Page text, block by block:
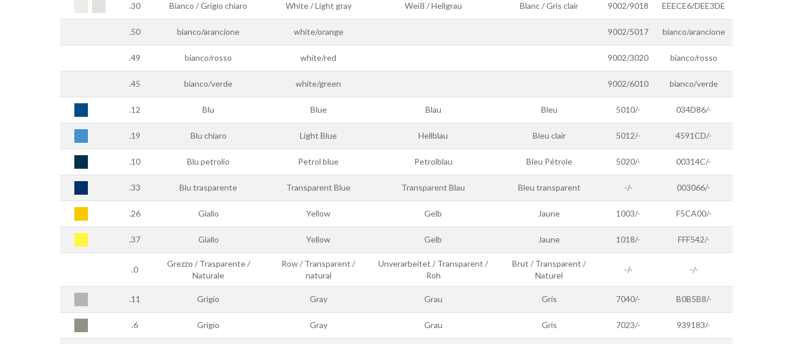
.30 Bianco / Grigio chiaro White / Light gray Weiß / Hellgrau Blanc / Gris clair 9002/9018 EEECE6/DEE3DE
.50 bianco/arancione white/orange 9002/5017 bianco/arancione
.49 bianco/rosso white/red 9002/3020 bianco/rosso
.45 bianco/verde white/green 9002/6010 bianco/verde
.12 Blu Blue Blau Bleu 5010/- 034D86/-
.19 Blu chiaro Light Blue Hellblau Bleu clair 5012/- 4591CD/-
.10 Blu petrolio Petrol blue Petrolblau Bleu Pétrole 5020/- 00314C/-
.33 Blu trasparente Transparent Blue Transparent Blau Bleu transparent -/- 003066/-
.26 Giallo Yellow Gelb Jaune 1003/- F5CA00/-
.37 Giallo Yellow Gelb Jaune 1018/- FFF542/-
.0
Grezzo / Trasparente /
Naturale
Row / Transparent /
natural
Unverarbeitet / Transparent /
Roh
Brut / Transparent /
Naturel
-/- -/-
.11 Grigio Gray Grau Gris 7040/- B0B5B8/-
.6 Grigio Gray Grau Gris 7023/- 939183/-